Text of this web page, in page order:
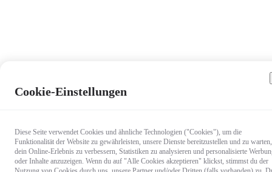
Cookie-Einstellungen
Diese Seite verwendet Cookies und ähnliche Technologien ("Cookies"), um die
Funktionalität der Website zu gewährleisten, unsere Dienste bereitzustellen und zu warten,
dein Online-Erlebnis zu verbessern, Statistiken zu analysieren und personalisierte
oder Inhalte anzuzeigen. Wenn du auf "Alle Cookies akzeptieren" klickst, stimmst du der